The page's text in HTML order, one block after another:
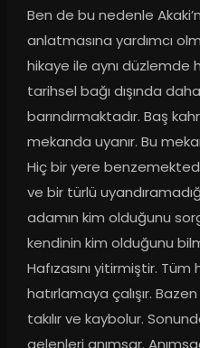
Ben de bu nedenle
anlatmasına yardımcı
hikaye ile aynı
tarihsel bağı dışında
barındırmaktadır. Baş
mekanda uyanır. Bu
Hiç bir yere
ve bir türlü
adamın kim olduğunu
kendinin kim olduğunu
Hafızasını yitirmiştir. Tüm
hatırlamaya çalışır.
takılır ve kaybolur.
gelenleri anımsar.